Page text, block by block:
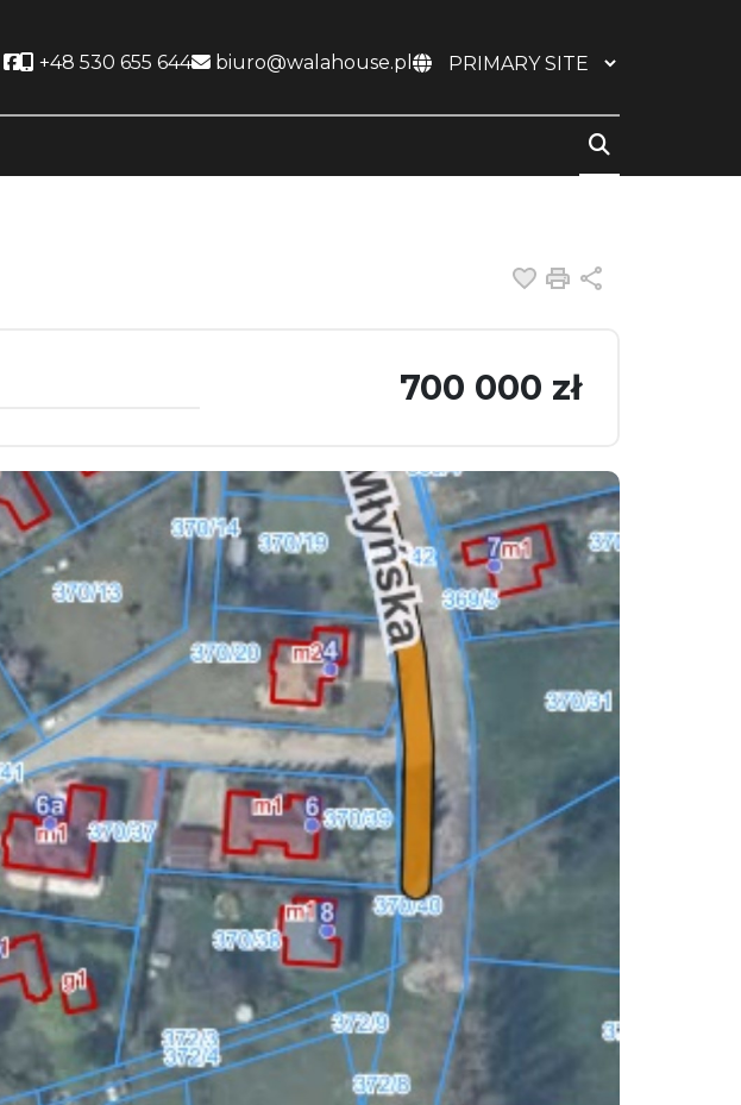
Social link
+48 530 655 644 biuro@walahouse.pl
Dodaj do
Drukuj
700 000 zł